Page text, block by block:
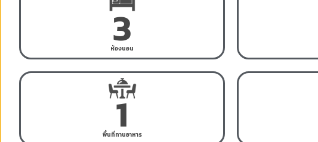
3
ห้องนอน
1
พื้นที่ทานอาหาร